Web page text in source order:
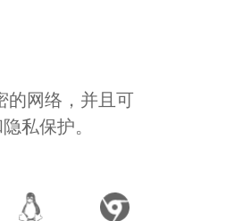
的网络，并且可
私保护。